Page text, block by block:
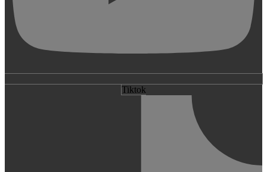
Tiktok